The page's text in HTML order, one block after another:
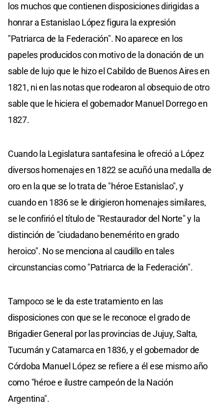
los muchos que contienen disposiciones dirigidas a
honrar a Estanislao López figura la expresión
"Patriarca de la Federación". No aparece en los
papeles producidos con motivo de la donación de un
sable de lujo que le hizo el Cabildo de Buenos Aires en
1821, ni en las notas que rodearon al obsequio de otro
sable que le hiciera el gobernador Manuel Dorrego en
1827.
Cuando la Legislatura santafesina le ofreció a López
diversos homenajes en 1822 se acuñó una medalla de
oro en la que se lo trata de "héroe Estanislao", y
cuando en 1836 se le dirigieron homenajes similares,
se le confirió el título de "Restaurador del Norte" y la
distinción de "ciudadano benemérito en grado
heroico". No se menciona al caudillo en tales
circunstancias como "Patriarca de la Federación".
Tampoco se le da este tratamiento en las
disposiciones con que se le reconoce el grado de
Brigadier General por las provincias de Jujuy, Salta,
Tucumán y Catamarca en 1836, y el gobernador de
Córdoba Manuel López se refiere a él ese mismo año
como "héroe e ilustre campeón de la Nación
Argentina".